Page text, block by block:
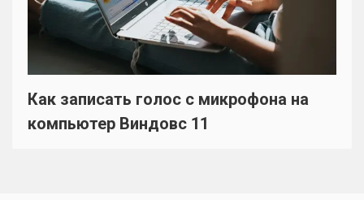
Как записать голос с микрофона на
компьютер Виндовс 11